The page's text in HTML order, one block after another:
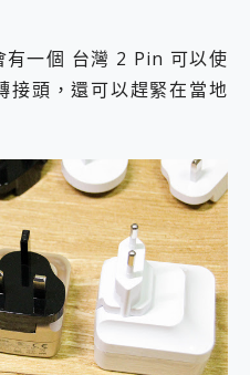
有一個 台灣 2 Pin 可以使
接頭，還可以趕緊在當地